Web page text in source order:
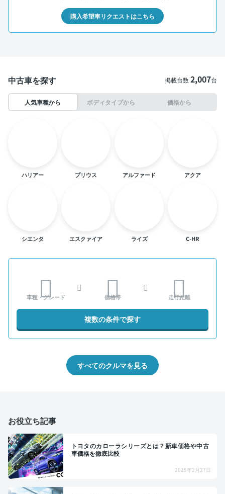
購入希望車リクエストはこちら
中古車を探す 掲載台数2,007台
人気車種から ボディタイプから 価格から
ハリアー プリウス アルファード アクア
シエンタ エスクァイア ライズ C-HR
車種・グレード 価格帯 走行距離
複数の条件で探す
すべてのクルマを見る
お役立ち記事
トヨタのカローラシリーズとは？新車価格や中古
車価格を徹底比較
2025年2月27日